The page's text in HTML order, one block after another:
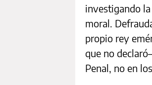
investigando
moral.
propio rey
que no
Penal, no en